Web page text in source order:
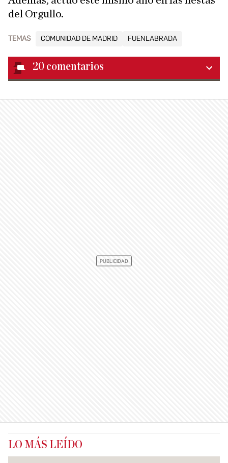
del Orgullo.
TEMAS COMUNIDAD DE MADRID FUENLABRADA
20 comentarios
LO MÁS LEÍDO